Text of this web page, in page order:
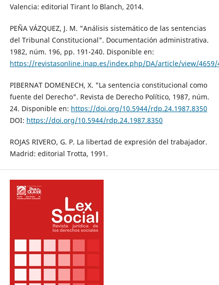
Valencia: editorial Tirant lo Blanch, 2014.
PEÑA VÁZQUEZ, J. M. "Análisis sistemático de las sentencias
del Tribunal Constitucional". Documentación administrativa.
1982, núm. 196, pp. 191-240. Disponible en:
https://revistasonline.inap.es/index.php/DA/article/view/4659/
PIBERNAT DOMENECH, X. "La sentencia constitucional como
fuente del Derecho". Revista de Derecho Político, 1987, núm.
24. Disponible en: https://doi.org/10.5944/rdp.24.1987.8350
DOI: https://doi.org/10.5944/rdp.24.1987.8350
ROJAS RIVERO, G. P. La libertad de expresión del trabajador.
Madrid: editorial Trotta, 1991.